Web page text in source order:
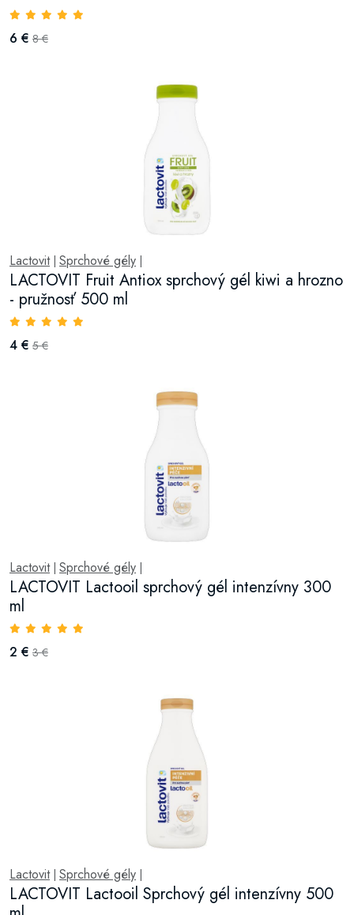
6 € 8 €
Lactovit| Sprchové gély |
LACTOVIT Fruit Antiox sprchový gél kiwi a hrozno
- pružnosť 500 ml
4 € 5 €
Lactovit| Sprchové gély |
LACTOVIT Lactooil sprchový gél intenzívny 300
ml
2 € 3 €
Lactovit| Sprchové gély |
LACTOVIT Lactooil Sprchový gél intenzívny 500